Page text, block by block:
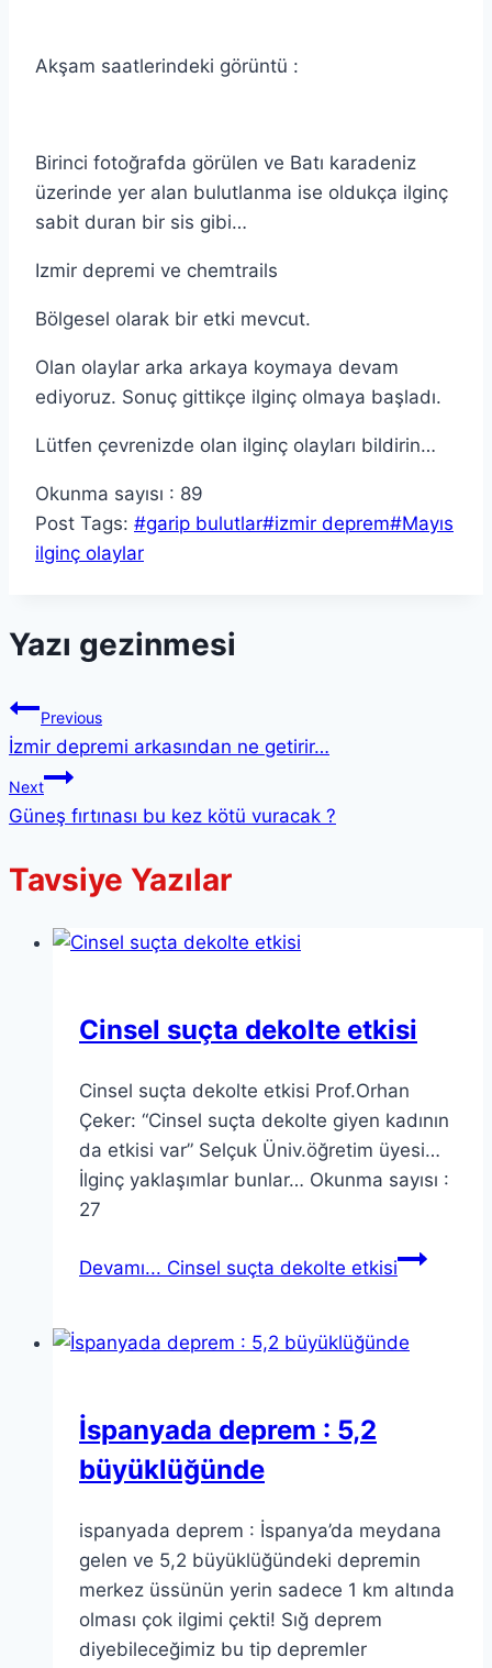
Akşam saatlerindeki görüntü :
Birinci fotoğrafda görülen ve Batı karadeniz
üzerinde yer alan bulutlanma ise oldukça ilginç
sabit duran bir sis gibi…
Izmir depremi ve chemtrails
Bölgesel olarak bir etki mevcut.
Olan olaylar arka arkaya koymaya devam
ediyoruz. Sonuç gittikçe ilginç olmaya başladı.
Lütfen çevrenizde olan ilginç olayları bildirin…
Okunma sayısı : 89
Post Tags: #garip bulutlar#izmir deprem#Mayıs
ilginç olaylar
Yazı gezinmesi
Previous
İzmir depremi arkasından ne getirir…
Next
Güneş fırtınası bu kez kötü vuracak ?
Tavsiye Yazılar
Cinsel suçta dekolte etkisi
Cinsel suçta dekolte etkisi Prof.Orhan
Çeker: “Cinsel suçta dekolte giyen kadının
da etkisi var” Selçuk Üniv.öğretim üyesi…
İlginç yaklaşımlar bunlar… Okunma sayısı :
27
Devamı... Cinsel suçta dekolte etkisi
İspanyada deprem : 5,2
büyüklüğünde
ispanyada deprem : İspanya’da meydana
gelen ve 5,2 büyüklüğündeki depremin
merkez üssünün yerin sadece 1 km altında
olması çok ilgimi çekti! Sığ deprem
diyebileceğimiz bu tip depremler